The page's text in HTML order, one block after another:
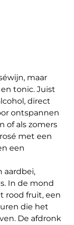
maar
tonic. Juist
direct
ontspannen
of als zomers
met een
een
aardbei,
In de mond
rood fruit, een
die het
De afdronk